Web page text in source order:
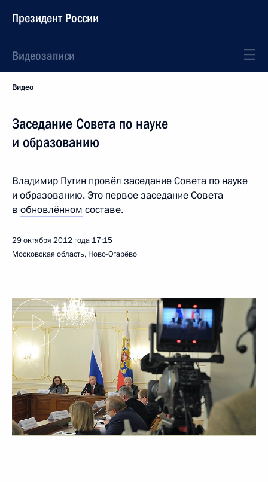
Президент России
Видеозаписи
Видео
Заседание Совета по науке
и образованию
Владимир Путин провёл заседание Совета по науке
и образованию. Это первое заседание Совета
в обновлённом составе.
29 октября 2012 года 17:15
Московская область, Ново-Огарёво